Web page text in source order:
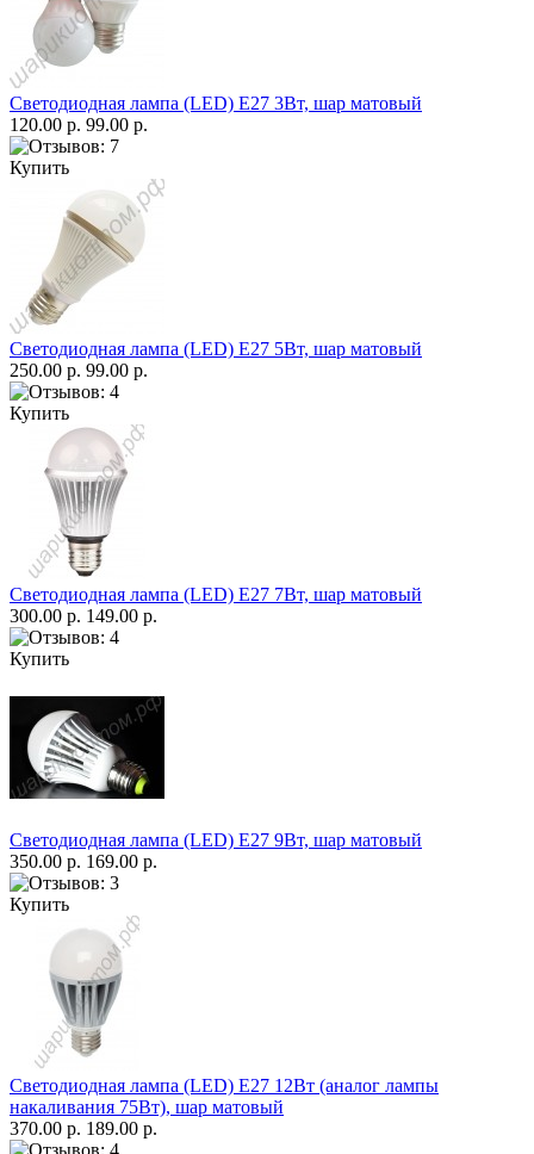
Светодиодная лампа (LED) Е27 3Вт, шар матовый
120.00 р. 99.00 р.
Купить
Светодиодная лампа (LED) Е27 5Вт, шар матовый
250.00 р. 99.00 р.
Купить
Светодиодная лампа (LED) Е27 7Вт, шар матовый
300.00 р. 149.00 р.
Купить
Светодиодная лампа (LED) Е27 9Вт, шар матовый
350.00 р. 169.00 р.
Купить
Светодиодная лампа (LED) Е27 12Вт (аналог лампы
накаливания 75Вт), шар матовый
370.00 р. 189.00 р.